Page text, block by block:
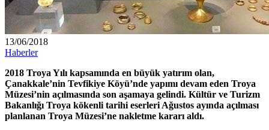
13/06/2018
Haberler
2018 Troya Yılı kapsamında en büyük yatırım olan,
Çanakkale’nin Tevfikiye Köyü’nde yapımı devam eden Troya
Müzesi’nin açılmasında son aşamaya gelindi. Kültür ve Turizm
Bakanlığı Troya kökenli tarihi eserleri Ağustos ayında açılması
planlanan Troya Müzesi’ne nakletme kararı aldı.